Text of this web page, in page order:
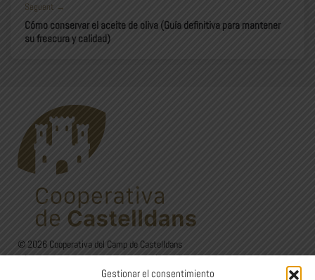
Gestionar el consentimiento
Seguent →
Cómo conservar el aceite de oliva (Guía definitiva para mantener
su frescura y calidad)
© 2026 Cooperativa del Camp de Castelldans
C/Sant Isidre, 24. 25154 Castelldans (Lleida)
973 12 00 22 - 626 60 27 44